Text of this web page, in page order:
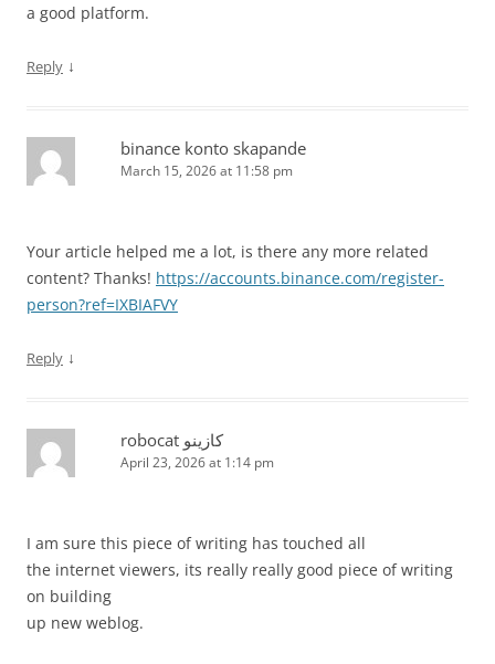
a good platform.
Reply ↓
binance konto skapande
March 15, 2026 at 11:58 pm
Your article helped me a lot, is there any more related
content? Thanks! https://accounts.binance.com/register-
person?ref=IXBIAFVY
Reply ↓
robocat كازينو
April 23, 2026 at 1:14 pm
I am sure this piece of writing has touched all
the internet viewers, its really really good piece of writing
on building
up new weblog.